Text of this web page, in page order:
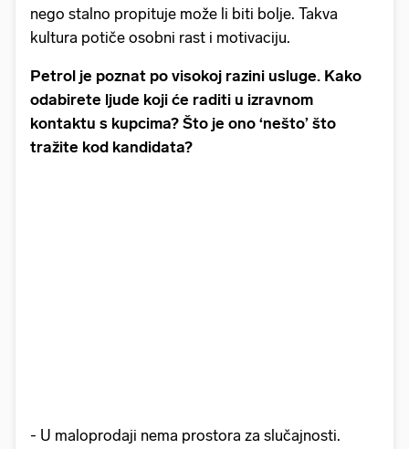
nego stalno propituje može li biti bolje. Takva
kultura potiče osobni rast i motivaciju.
Petrol je poznat po visokoj razini usluge. Kako
odabirete ljude koji će raditi u izravnom
kontaktu s kupcima? Što je ono ‘nešto’ što
tražite kod kandidata?
- U maloprodaji nema prostora za slučajnosti.